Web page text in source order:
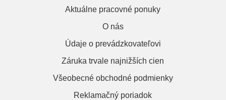
Aktuálne pracovné ponuky
O nás
Údaje o prevádzkovateľovi
Záruka trvale najnižších cien
Všeobecné obchodné podmienky
Reklamačný poriadok